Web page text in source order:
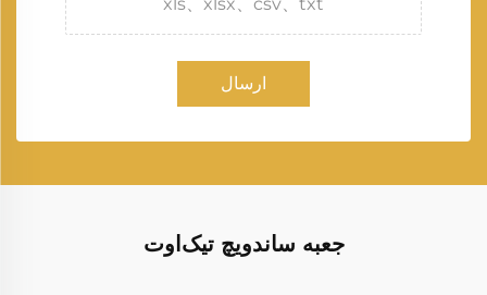
ارسال
جعبه ساندویچ تیک‌اوت